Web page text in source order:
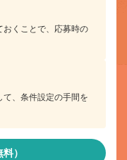
おくことで、応募時の
、条件設定の手間を
）